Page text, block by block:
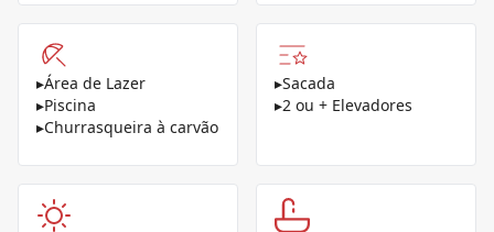
▸Área de Lazer
▸Piscina
▸Churrasqueira à carvão
▸Sacada
▸2 ou + Elevadores